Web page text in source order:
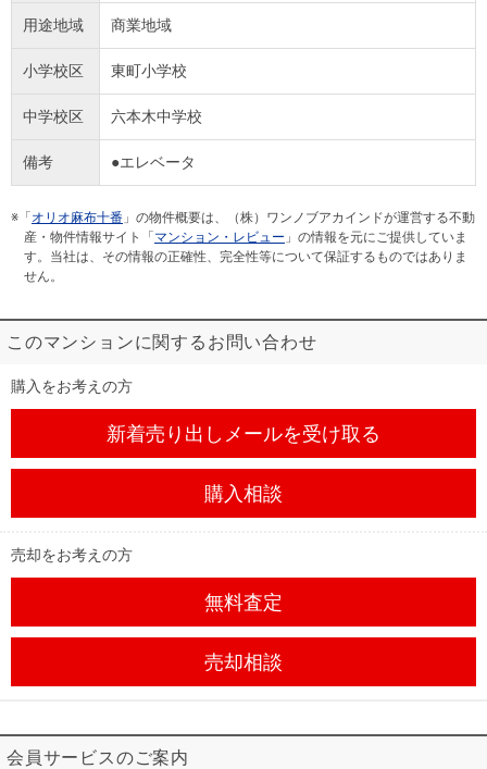
用途地域 商業地域
小学校区 東町小学校
中学校区 六本木中学校
備考 ●エレベータ
※「 オリオ麻布十番 」の物件概要は、（株）ワンノブアカインドが運営する不動
産・物件情報サイト「 マンション・レビュー 」の情報を元にご提供していま
す。当社は、その情報の正確性、完全性等について保証するものではありま
せん。
このマンションに関するお問い合わせ
購入をお考えの方
新着売り出しメールを受け取る
購入相談
売却をお考えの方
無料査定
売却相談
会員サービスのご案内